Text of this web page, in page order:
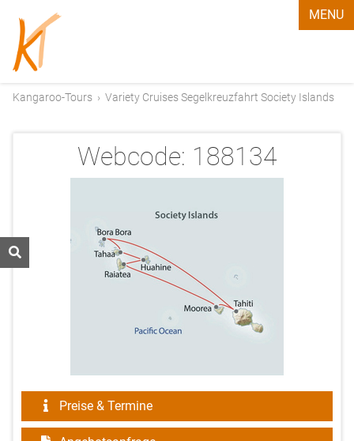
MENU
Kangaroo-Tours › Variety Cruises Segelkreuzfahrt Society Islands
Webcode: 188134
Preise & Termine